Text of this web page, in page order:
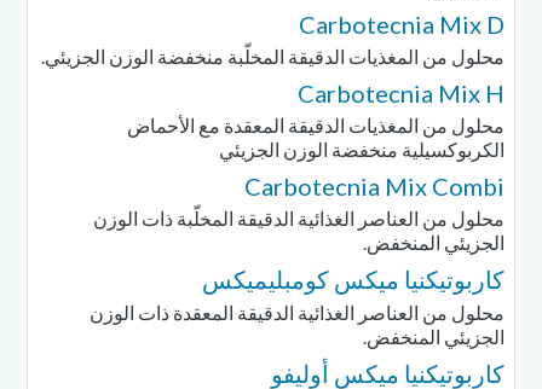
Carbotecnia Mix D
محلول من المغذيات الدقيقة المخلّبة منخفضة الوزن الجزيئي.
Carbotecnia Mix H
محلول من المغذيات الدقيقة المعقدة مع الأحماض
الكربوكسيلية منخفضة الوزن الجزيئي
Carbotecnia Mix Combi
محلول من العناصر الغذائية الدقيقة المخلّبة ذات الوزن
الجزيئي المنخفض.
كاربوتيكنيا ميكس كومبليميكس
محلول من العناصر الغذائية الدقيقة المعقدة ذات الوزن
الجزيئي المنخفض.
كاربوتيكنيا ميكس أوليفو